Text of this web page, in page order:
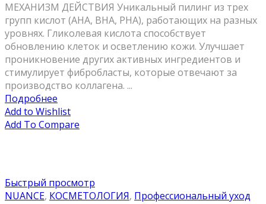
МЕХАНИЗМ ДЕЙСТВИЯ Уникальный пилинг из трех
групп кислот (AHА, BHA, PHA), работающих на разных
уровнях. Гликолевая кислота способствует
обновлению клеток и осветлению кожи. Улучшает
проникновение других активных ингредиентов и
стимулирует фибробласты, которые отвечают за
производство коллагена. ...
Подробнее
Add to Wishlist
Add To Compare
Быстрый просмотр
NUANCE, КОСМЕТОЛОГИЯ, Профессиональный уход